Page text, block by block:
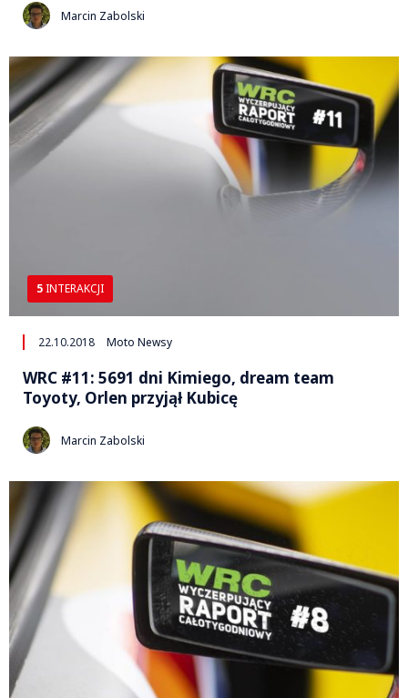
Marcin Zabolski
5 INTERAKCJI
22.10.2018 Moto Newsy
WRC #11: 5691 dni Kimiego, dream team
Toyoty, Orlen przyjął Kubicę
Marcin Zabolski